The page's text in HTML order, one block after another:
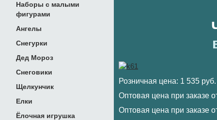
Розничная цена: 1 535
Оптовая цена при заказе
Оптовая цена при заказе
Наборы с малыми
фигурами
Ангелы
Снегурки
Дед Мороз
Снеговики
Щелкунчик
Елки
Ёлочная игрушка